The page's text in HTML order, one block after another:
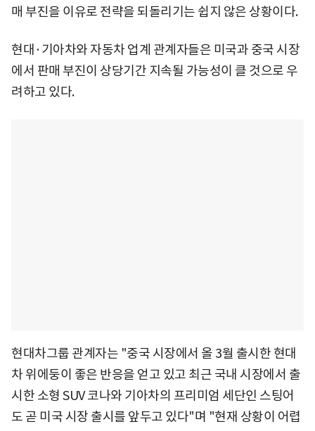
매 부진을 이유로 전략을 되돌리기는 쉽지 않은 상황이다.
현대·기아차와 자동차 업계 관계자들은 미국과 중국 시장
에서 판매 부진이 상당기간 지속될 가능성이 클 것으로 우
려하고 있다.
현대차그룹 관계자는 "중국 시장에서 올 3월 출시한 현대
차 위에둥이 좋은 반응을 얻고 있고 최근 국내 시장에서 출
시한 소형 SUV 코나와 기아차의 프리미엄 세단인 스팅어
도 곧 미국 시장 출시를 앞두고 있다"며 "현재 상황이 어렵